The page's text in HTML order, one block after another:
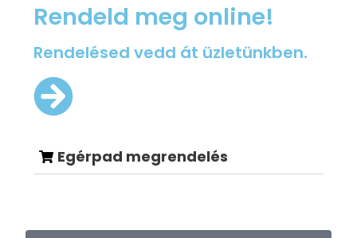
Rendeld meg online!
Rendelésed vedd át üzletünkben.
Egérpad megrendelés